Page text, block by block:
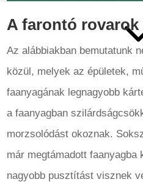
A farontó rovarok
Az alábbiakban bemutatunk
közül, melyek az épületek,
faanyagának legnagyobb
a faanyagban
morzsolódást okoznak.
már megtámadott faanyagba
nagyobb pusztítást visznek